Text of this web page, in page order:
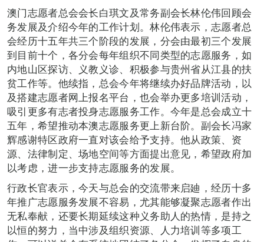
澳门志愿者总会会长白琪文及常务副会长林伦伟回顾会
务发展及介绍今年的工作计划。林伦伟表示，志愿者总
会经历十五年共三个阶段的发展，分会由最初三个发展
到目前十个，各分会每年组织不同类型的志愿服务，如
内地山区探访、义教义诊、积极参与贵州省从江县的扶
贫工作等。他续指，总会今年将继续办好品牌活动，以
及搭建志愿者网上报名平台，也会举办更多培训活动，
吸引更多有志者投身志愿服务工作。今年是总会成立十
五年，希望推动本澳志愿服务更上新台阶。副会长冯家
辉感谢特区政府一直对该会给予支持。他从政策、资
源、法律制定、场地空间等方面提出意见，希望政府加
以考虑，进一步支持志愿服务的发展。
行政长官表示，今天与总会的交流带来启廸，经历十多
年推广志愿服务发展不容易，尤其能够凝聚志愿者作出
无私奉献，还要长期延续这种义务助人的热情，是持之
以恒的努力，当中涉及组织资源、人力培训等多项工